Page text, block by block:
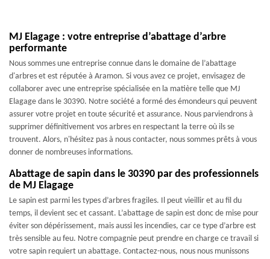
MJ Elagage : votre entreprise d’abattage d’arbre
performante
Nous sommes une entreprise connue dans le domaine de l’abattage
d'arbres et est réputée à Aramon. Si vous avez ce projet, envisagez de
collaborer avec une entreprise spécialisée en la matière telle que MJ
Elagage dans le 30390. Notre société a formé des émondeurs qui peuvent
assurer votre projet en toute sécurité et assurance. Nous parviendrons à
supprimer définitivement vos arbres en respectant la terre où ils se
trouvent. Alors, n'hésitez pas à nous contacter, nous sommes prêts à vous
donner de nombreuses informations.
Abattage de sapin dans le 30390 par des professionnels
de MJ Elagage
Le sapin est parmi les types d’arbres fragiles. Il peut vieillir et au fil du
temps, il devient sec et cassant. L’abattage de sapin est donc de mise pour
éviter son dépérissement, mais aussi les incendies, car ce type d’arbre est
très sensible au feu. Notre compagnie peut prendre en charge ce travail si
votre sapin requiert un abattage. Contactez-nous, nous nous munissons